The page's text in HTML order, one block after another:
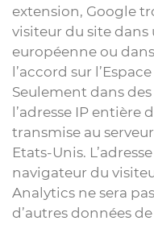
extension, Google
visiteur du site dans
européenne ou
l’accord sur
Seulement dans
l’adresse IP entière
transmise au
Etats-Unis.
navigateur du
Analytics ne sera
d’autres données